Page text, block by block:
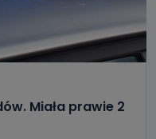
Miała prawie 2